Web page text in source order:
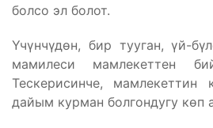
болсо эл болот.
Үчүнчүдөн, бир тууган, үй-
мамилеси мамлекеттен
Тескерисинче, мамлекеттин
дайым курман болгондугу көп